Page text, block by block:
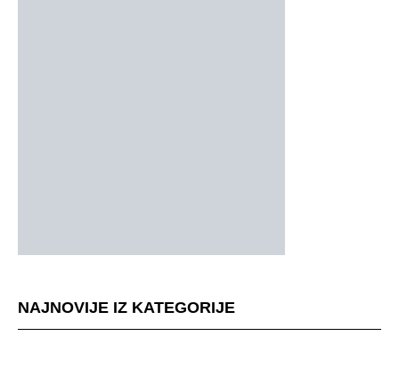
NAJNOVIJE IZ KATEGORIJE